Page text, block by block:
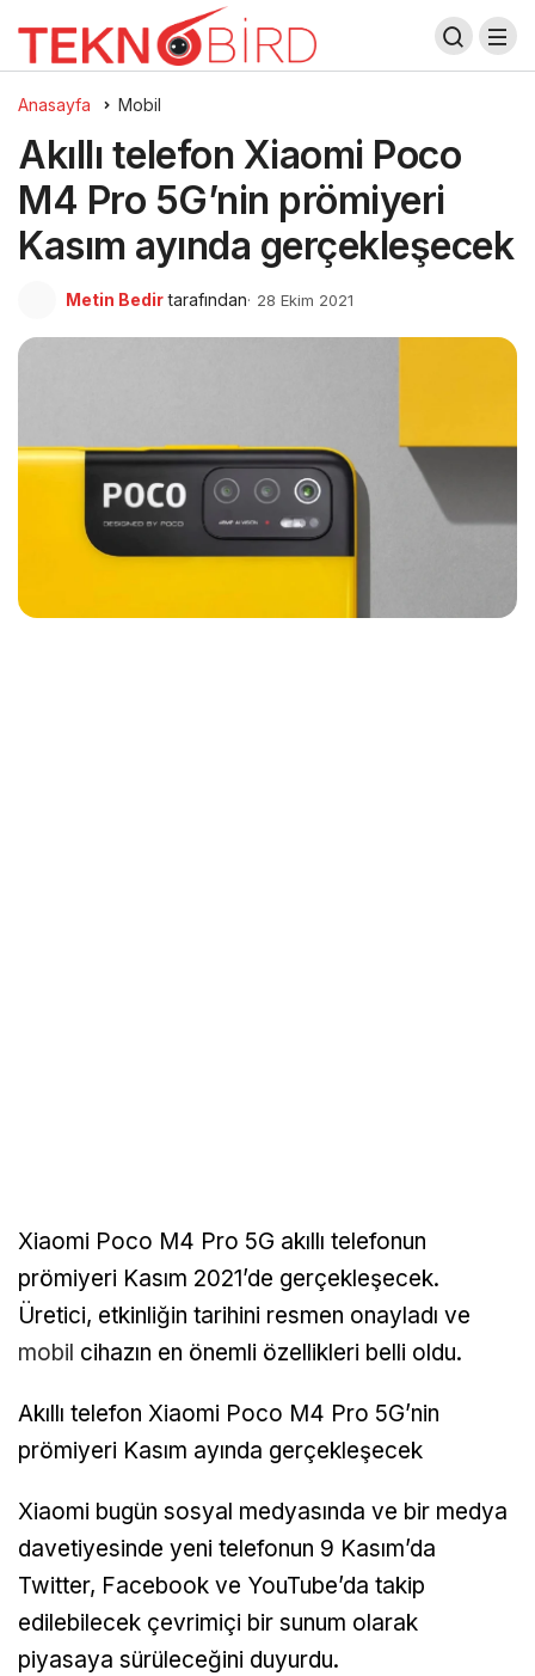
Anasayfa Mobil
Akıllı telefon Xiaomi Poco
M4 Pro 5G’nin prömiyeri
Kasım ayında gerçekleşecek
Metin Bedir tarafından 28 Ekim 2021
Xiaomi Poco M4 Pro 5G akıllı telefonun
prömiyeri Kasım 2021’de gerçekleşecek.
Üretici, etkinliğin tarihini resmen onayladı ve
mobil cihazın en önemli özellikleri belli oldu.
Akıllı telefon Xiaomi Poco M4 Pro 5G’nin
prömiyeri Kasım ayında gerçekleşecek
Xiaomi bugün sosyal medyasında ve bir medya
davetiyesinde yeni telefonun 9 Kasım’da
Twitter, Facebook ve YouTube’da takip
edilebilecek çevrimiçi bir sunum olarak
piyasaya sürüleceğini duyurdu.